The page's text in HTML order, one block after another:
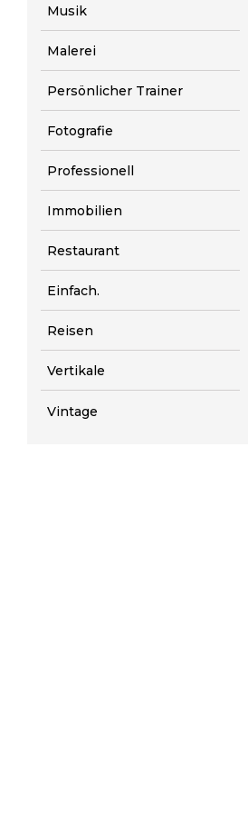
Musik
Malerei
Persönlicher Trainer
Fotografie
Professionell
Immobilien
Restaurant
Einfach.
Reisen
Vertikale
Vintage